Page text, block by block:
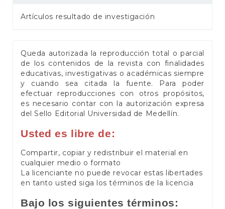
Artículos resultado de investigación
Queda autorizada la reproducción total o parcial
de los contenidos de la revista con finalidades
educativas, investigativas o académicas siempre
y cuando sea citada la fuente. Para poder
efectuar reproducciones con otros propósitos,
es necesario contar con la autorización expresa
del Sello Editorial Universidad de Medellín.
Usted es libre de:
Compartir, copiar y redistribuir el material en
cualquier medio o formato
La licenciante no puede revocar estas libertades
en tanto usted siga los términos de la licencia
Bajo los siguientes términos: